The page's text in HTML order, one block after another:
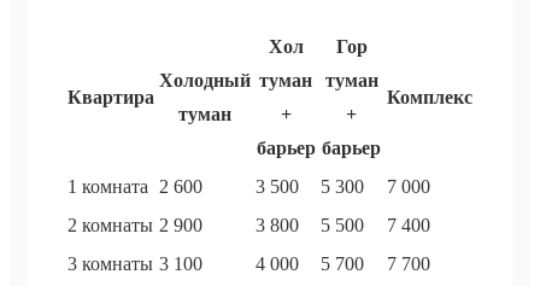
Квартира
Холодный
туман
Хол
туман
+
барьер
Гор
туман
+
барьер
Комплекс
1 комната 2 600 3 500 5 300
7 000
2 комнаты 2 900 3 800 5 500
7 400
3 комнаты 3 100 4 000 5 700
7 700